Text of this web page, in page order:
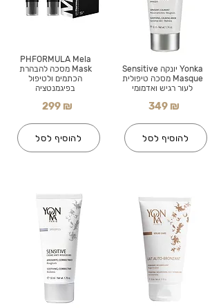
PHFORMULA Mela
Mask מסכה להבהרת
הכתמים ולטיפול
בפיגמנטציה
299 ₪
להוסיף לסל
Yonka יונקה Sensitive
Masque מסכה טיפולית
לעור רגיש ואדמומי
349 ₪
להוסיף לסל